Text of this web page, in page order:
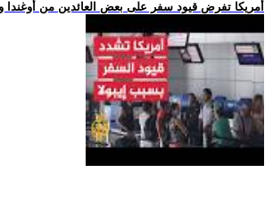
.. أمريكا تفرض قيود سفر على بعض العائدين من أوغندا